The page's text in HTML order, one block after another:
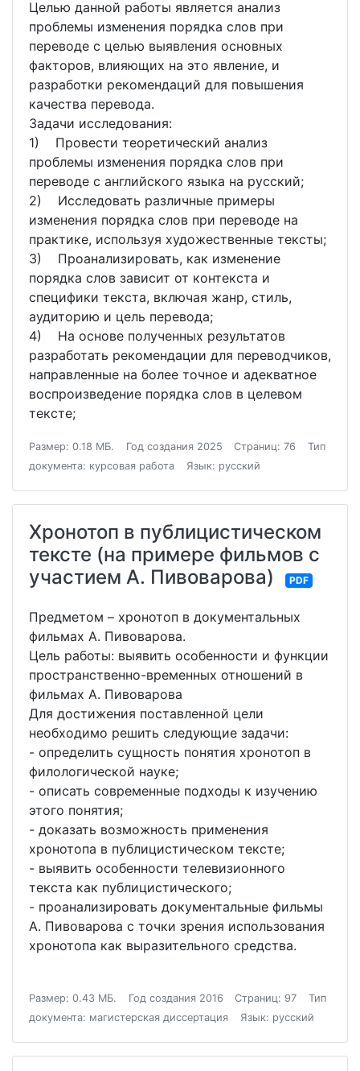
Целью данной работы является анализ
проблемы изменения порядка слов при
переводе с целью выявления основных
факторов, влияющих на это явление, и
разработки рекомендаций для повышения
качества перевода.
Задачи исследования:
1) Провести теоретический анализ
проблемы изменения порядка слов при
переводе с английского языка на русский;
2) Исследовать различные примеры
изменения порядка слов при переводе на
практике, используя художественные тексты;
3) Проанализировать, как изменение
порядка слов зависит от контекста и
специфики текста, включая жанр, стиль,
аудиторию и цель перевода;
4) На основе полученных результатов
разработать рекомендации для переводчиков,
направленные на более точное и адекватное
воспроизведение порядка слов в целевом
тексте;
Размер: 0.18 МБ. Год создания 2025 Страниц: 76
Тип
документа: курсовая работа
Язык: русский
Хронотоп в публицистическом
тексте (на примере фильмов с
участием А. Пивоварова)
PDF
Предметом – хронотоп в документальных
фильмах А. Пивоварова.
Цель работы: выявить особенности и функции
пространственно-временных отношений в
фильмах А. Пивоварова
Для достижения поставленной цели
необходимо решить следующие задачи:
- определить сущность понятия хронотоп в
филологической науке;
- описать современные подходы к изучению
этого понятия;
- доказать возможность применения
хронотопа в публицистическом тексте;
- выявить особенности телевизионного
текста как публицистического;
- проанализировать документальные фильмы
А. Пивоварова с точки зрения использования
хронотопа как выразительного средства.
Размер: 0.43 МБ. Год создания 2016 Страниц: 97
Тип
документа: магистерская диссертация
Язык: русский